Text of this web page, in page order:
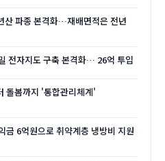
산 파종 본격화…재배면적은 전년
전자지도 구축 본격화… 26억 투입
돌봄까지 '통합관리체계'
금 6억원으로 취약계층 냉방비 지원